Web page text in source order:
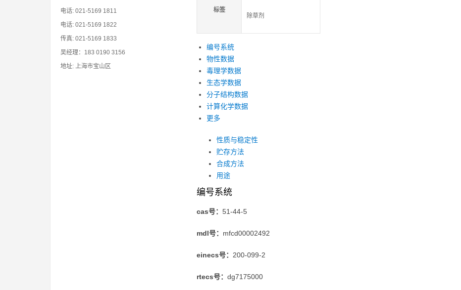
标签
除草剂
编号系统
物性数据
毒理学数据
生态学数据
分子结构数据
计算化学数据
更多
性质与稳定性
贮存方法
合成方法
用途
编号系统
cas号： 51-44-5
mdl号： mfcd00002492
einecs号： 200-099-2
rtecs号： dg7175000
电话: 021-5169 1811
电话: 021-5169 1822
传真: 021-5169 1833
吴经理：183 0190 3156
地址: 上海市宝山区